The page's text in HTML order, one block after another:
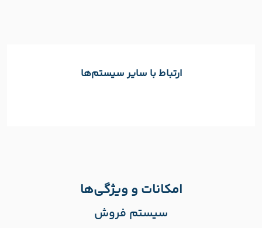
ارتباط با سایر سیستم‌ها
امکانات و ویژگی‌ها
سیستم فروش